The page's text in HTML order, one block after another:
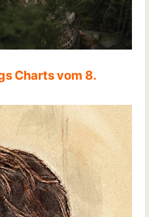
Charts vom 8.